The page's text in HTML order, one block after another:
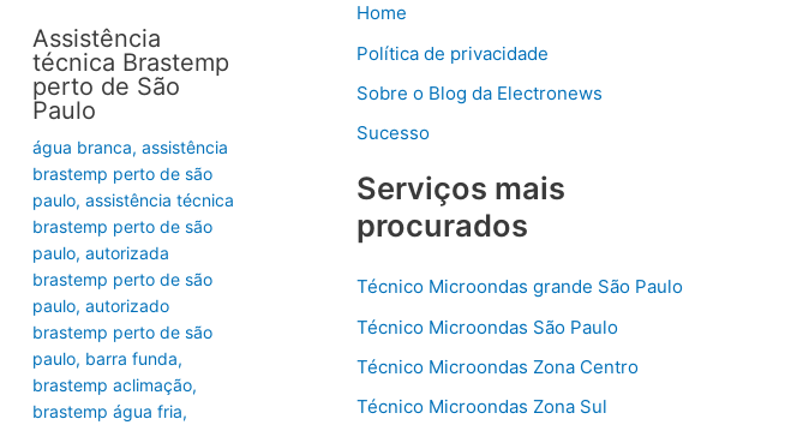
Assistência
técnica Brastemp
perto de São
Paulo
água branca, assistência
brastemp perto de são
paulo, assistência técnica
brastemp perto de são
paulo, autorizada
brastemp perto de são
paulo, autorizado
brastemp perto de são
paulo, barra funda,
brastemp aclimação,
brastemp água fria,
Home
Política de privacidade
Sobre o Blog da Electronews
Sucesso
Serviços mais
procurados
Técnico Microondas grande São Paulo
Técnico Microondas São Paulo
Técnico Microondas Zona Centro
Técnico Microondas Zona Sul